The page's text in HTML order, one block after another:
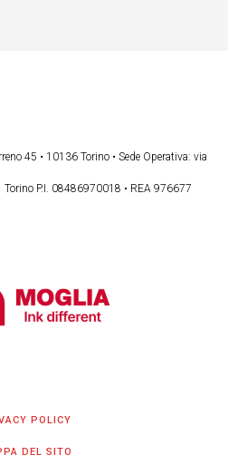
45 • 10136 Torino • Sede Operativa: via
P.I. 08486970018 • REA 976677
POLICY
DEL SITO